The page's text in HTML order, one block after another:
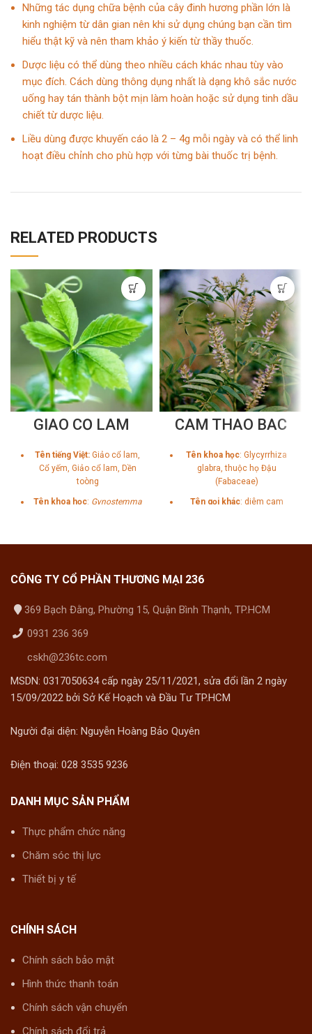
Những tác dụng chữa bệnh của cây đinh hương phần lớn là
kinh nghiệm từ dân gian nên khi sử dụng chúng bạn cần tìm
hiểu thật kỹ và nên tham khảo ý kiến từ thầy thuốc.
Dược liệu có thể dùng theo nhiều cách khác nhau tùy vào
mục đích. Cách dùng thông dụng nhất là dạng khô sắc nước
uống hay tán thành bột mịn làm hoàn hoặc sử dụng tinh dầu
chiết từ dược liệu.
Liều dùng được khuyến cáo là 2 – 4g mỗi ngày và có thể linh
hoạt điều chỉnh cho phù hợp với từng bài thuốc trị bệnh.
RELATED PRODUCTS
GIẢO CỔ LAM
Tên tiếng Việt: Giảo cổ lam,
Cổ yếm, Giảo cổ lam, Dền
toòng
Tên khoa học: Gynostemma
ngăn ngừa xơ vữa động
ngăn ngừa biến chứng bệnh
lưu thông máu, giúp dễ ngủ
CAM THẢO BẮC
Tên khoa học: Glycyrrhiza
glabra, thuộc họ Đậu
(Fabaceae)
Tên gọi khác: diêm cam
CÔNG TY CỔ PHẦN THƯƠNG MẠI 236
369 Bạch Đằng, Phường 15, Quận Bình Thạnh, TP.HCM
0931 236 369
cskh@236tc.com
MSDN: 0317050634 cấp ngày 25/11/2021, sửa đổi lần 2 ngày
15/09/2022 bởi Sở Kế Hoạch và Đầu Tư TP.HCM
Người đại diện: Nguyễn Hoàng Bảo Quyên
Điện thoại: 028 3535 9236
DANH MỤC SẢN PHẨM
Thực phẩm chức năng
Chăm sóc thị lực
Thiết bị y tế
CHÍNH SÁCH
Chính sách bảo mật
Hình thức thanh toán
Chính sách vận chuyển
Chính sách đổi trả